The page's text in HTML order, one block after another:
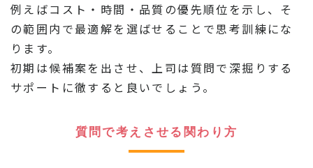
例えばコスト・時間・品質の優先順位を示し、そ
の範囲内で最適解を選ばせることで思考訓練にな
ります。
初期は候補案を出させ、上司は質問で深掘りする
サポートに徹すると良いでしょう。
質問で考えさせる関わり方